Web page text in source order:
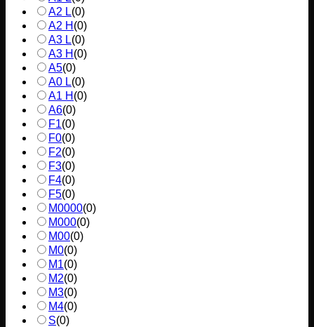
A2 L(0)
A2 H (0)
A3 L(0)
A3 H (0)
A5(0)
A0 L(0)
A1 H (0)
A6(0)
F1(0)
F0(0)
F2(0)
F3(0)
F4(0)
F5(0)
M0000(0)
M000(0)
M00(0)
M0(0)
M1(0)
M2(0)
M3(0)
M4(0)
S(0)